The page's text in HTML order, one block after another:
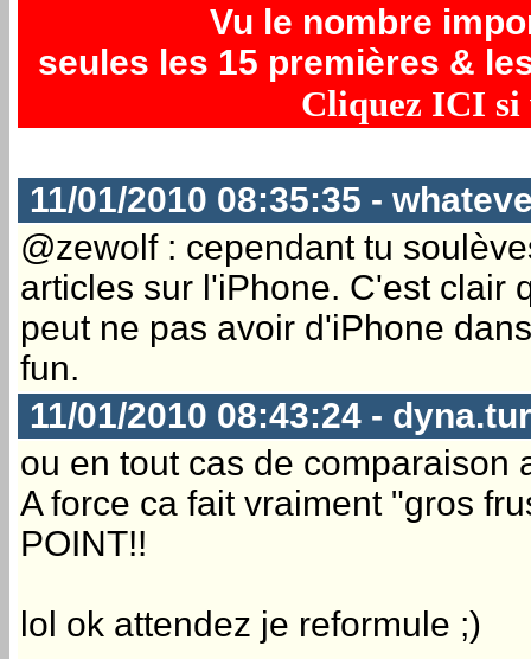
Vu le nombre
seules les 15 premières &
Cliquez ICI si
11/01/2010 08:35:35 -
@zewolf : cependant tu
articles sur l'iPhone. C'est clair
peut ne pas avoir d'iPhone
fun.
11/01/2010 08:43:24 -
ou en tout cas de comparaison
A force ca fait vraiment "gros
POINT!!
lol ok attendez je reformule ;)